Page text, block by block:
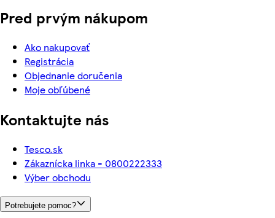
Pred prvým nákupom
Ako nakupovať
Registrácia
Objednanie doručenia
Moje obľúbené
Kontaktujte nás
Tesco.sk
Zákaznícka linka - 0800222333
Výber obchodu
Potrebujete pomoc?